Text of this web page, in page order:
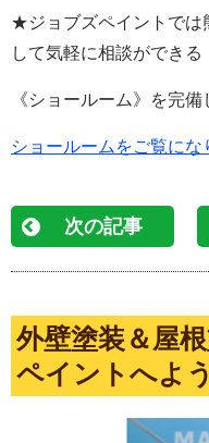
★ジョブズペイントでは
して気軽に相談ができる
《ショールーム》を完
ショールームをご覧にな
次の記事
外壁塗装＆屋
ペイントへよ